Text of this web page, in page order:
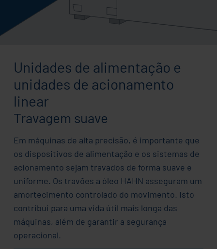
Unidades de alimentação e
unidades de acionamento
linear
Travagem suave
Em máquinas de alta precisão, é importante que
os dispositivos de alimentação e os sistemas de
acionamento sejam travados de forma suave e
uniforme. Os travões a óleo HAHN asseguram um
amortecimento controlado do movimento. Isto
contribui para uma vida útil mais longa das
máquinas, além de garantir a segurança
operacional.